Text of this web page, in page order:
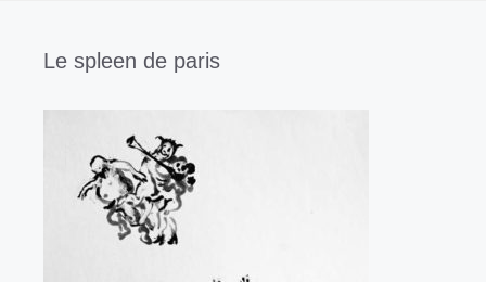
Le spleen de paris